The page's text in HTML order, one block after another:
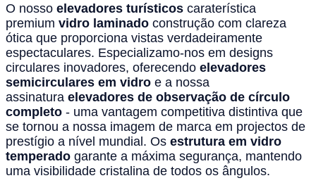
O nosso elevadores turísticos caraterística
premium vidro laminado construção com clareza
ótica que proporciona vistas verdadeiramente
espectaculares. Especializamo-nos em designs
circulares inovadores, oferecendo elevadores
semicirculares em vidro e a nossa
assinatura elevadores de observação de círculo
completo - uma vantagem competitiva distintiva que
se tornou a nossa imagem de marca em projectos de
prestígio a nível mundial. Os estrutura em vidro
temperado garante a máxima segurança, mantendo
uma visibilidade cristalina de todos os ângulos.